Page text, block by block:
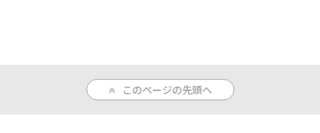
人間ドックのご案内
このページの先頭へ